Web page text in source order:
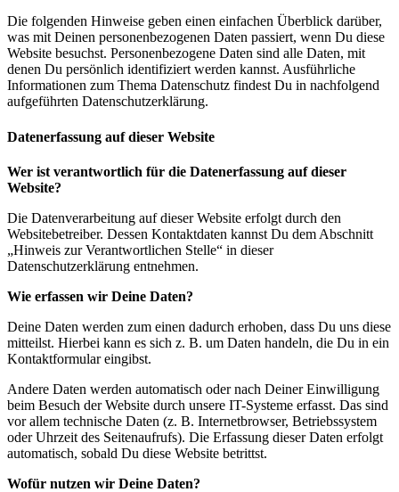
Die folgenden Hinweise geben einen einfachen Überblick darüber,
was mit Deinen personenbezogenen Daten passiert, wenn Du diese
Website besuchst. Personenbezogene Daten sind alle Daten, mit
denen Du persönlich identifiziert werden kannst. Ausführliche
Informationen zum Thema Datenschutz findest Du in nachfolgend
aufgeführten Datenschutzerklärung.
Datenerfassung auf dieser Website
Wer ist verantwortlich für die Datenerfassung auf dieser
Website?
Die Datenverarbeitung auf dieser Website erfolgt durch den
Websitebetreiber. Dessen Kontaktdaten kannst Du dem Abschnitt
„Hinweis zur Verantwortlichen Stelle“ in dieser
Datenschutzerklärung entnehmen.
Wie erfassen wir Deine Daten?
Deine Daten werden zum einen dadurch erhoben, dass Du uns diese
mitteilst. Hierbei kann es sich z. B. um Daten handeln, die Du in ein
Kontaktformular eingibst.
Andere Daten werden automatisch oder nach Deiner Einwilligung
beim Besuch der Website durch unsere IT-Systeme erfasst. Das sind
vor allem technische Daten (z. B. Internetbrowser, Betriebssystem
oder Uhrzeit des Seitenaufrufs). Die Erfassung dieser Daten erfolgt
automatisch, sobald Du diese Website betrittst.
Wofür nutzen wir Deine Daten?